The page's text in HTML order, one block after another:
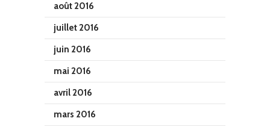
août 2016
juillet 2016
juin 2016
mai 2016
avril 2016
mars 2016